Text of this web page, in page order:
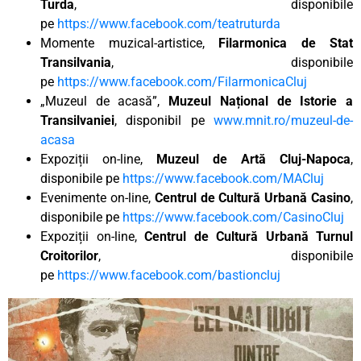
Turda, disponibile
pe https://www.facebook.com/teatruturda
Momente muzical-artistice, Filarmonica de Stat
Transilvania, disponibile
pe https://www.facebook.com/FilarmonicaCluj
„Muzeul de acasă”, Muzeul Național de Istorie a
Transilvaniei, disponibil pe www.mnit.ro/muzeul-de-
acasa
Expoziții on-line, Muzeul de Artă Cluj-Napoca,
disponibile pe https://www.facebook.com/MACluj
Evenimente on-line, Centrul de Cultură Urbană Casino,
disponibile pe https://www.facebook.com/CasinoCluj
Expoziții on-line, Centrul de Cultură Urbană Turnul
Croitorilor, disponibile
pe https://www.facebook.com/bastioncluj